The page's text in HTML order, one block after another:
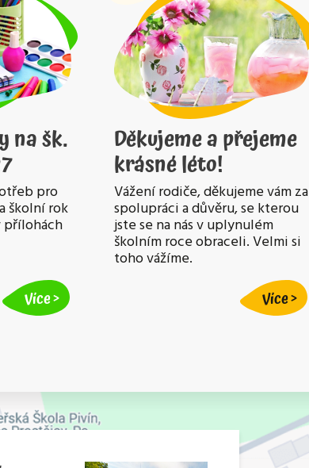
na šk.
pro
školní rok
přílohách
Více
Děkujeme a přejeme
krásné léto!
Vážení rodiče, děkujeme vám za
spolupráci a důvěru, se kterou
jste se na nás v uplynulém
školním roce obraceli. Velmi si
toho vážíme.
Více